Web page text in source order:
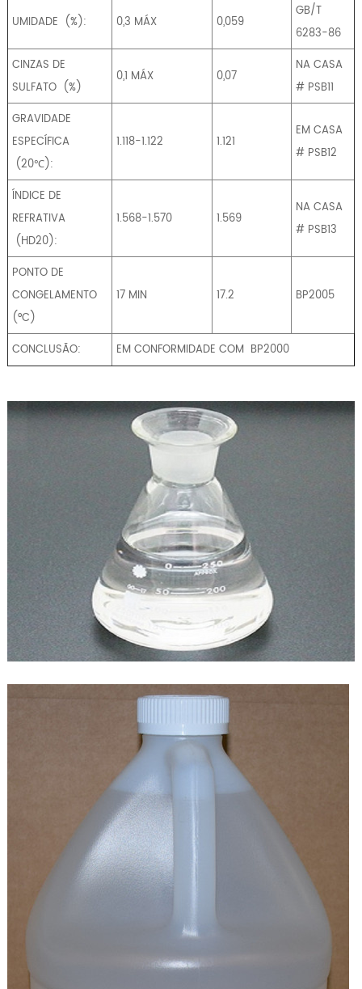
UMIDADE (%): 0,3 MÁX 0,059
GB/T
6283-86
CINZAS DE
SULFATO (%)
0,1 MÁX 0,07
NA CASA
# PSB11
GRAVIDADE
ESPECÍFICA
(20℃):
1.118-1.122 1.121
EM CASA
# PSB12
ÍNDICE DE
REFRATIVA
(ΗD20):
1.568-1.570 1.569
NA CASA
# PSB13
PONTO DE
CONGELAMENTO
(°C)
17 MIN 17.2 BP2005
CONCLUSÃO: EM CONFORMIDADE COM BP2000